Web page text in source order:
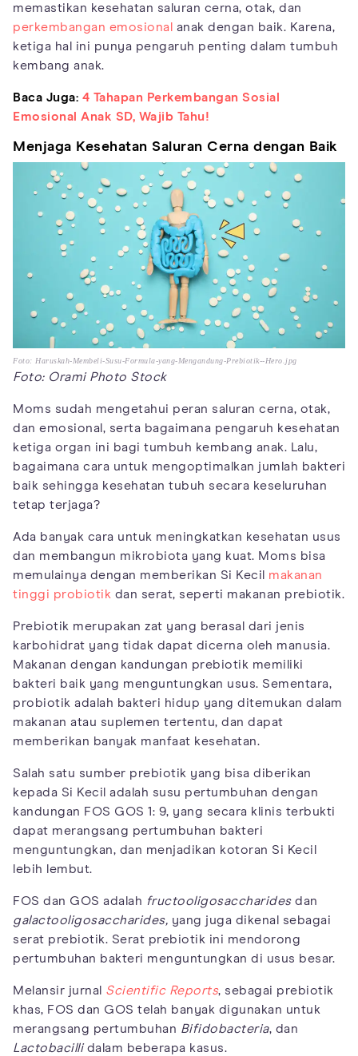
memastikan kesehatan saluran cerna, otak, dan
perkembangan emosional
anak dengan baik. Karena,
ketiga hal ini punya pengaruh penting dalam tumbuh
kembang anak.
Baca Juga: 4 Tahapan Perkembangan Sosial
Emosional Anak SD, Wajib Tahu!
Menjaga Kesehatan Saluran Cerna dengan Baik
Foto: Haruskah-Membeli-Susu-Formula-yang-Mengandung-Prebiotik--Hero.jpg
Foto: Orami Photo Stock
Moms sudah mengetahui peran saluran cerna, otak,
dan emosional, serta bagaimana pengaruh kesehatan
ketiga organ ini bagi tumbuh kembang anak. Lalu,
bagaimana cara untuk mengoptimalkan jumlah bakteri
baik sehingga kesehatan tubuh secara keseluruhan
tetap terjaga?
Ada banyak cara untuk meningkatkan kesehatan usus
dan membangun mikrobiota yang kuat. Moms bisa
memulainya dengan memberikan Si Kecil makanan
tinggi probiotik dan serat, seperti makanan prebiotik.
Prebiotik merupakan zat yang berasal dari jenis
karbohidrat yang tidak dapat dicerna oleh manusia.
Makanan dengan kandungan prebiotik memiliki
bakteri baik yang menguntungkan usus. Sementara,
probiotik adalah bakteri hidup yang ditemukan dalam
makanan atau suplemen tertentu, dan dapat
memberikan banyak manfaat kesehatan.
Salah satu sumber prebiotik yang bisa diberikan
kepada Si Kecil adalah susu pertumbuhan dengan
kandungan FOS GOS 1: 9, yang secara klinis terbukti
dapat merangsang pertumbuhan bakteri
menguntungkan, dan menjadikan kotoran Si Kecil
lebih lembut.
FOS dan GOS adalah fructooligosaccharidesdan
galactooligosaccharides, yang juga dikenal sebagai
serat prebiotik. Serat prebiotik ini mendorong
pertumbuhan bakteri menguntungkan di usus besar.
Melansir jurnal Scientific Reports, sebagai prebiotik
khas, FOS dan GOS telah banyak digunakan untuk
merangsang pertumbuhan Bifidobacteria, dan
Lactobacillidalam beberapa kasus.